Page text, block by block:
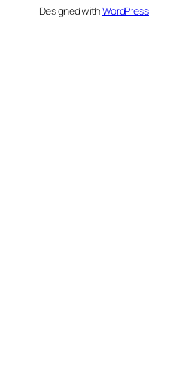
Designed withWordPress